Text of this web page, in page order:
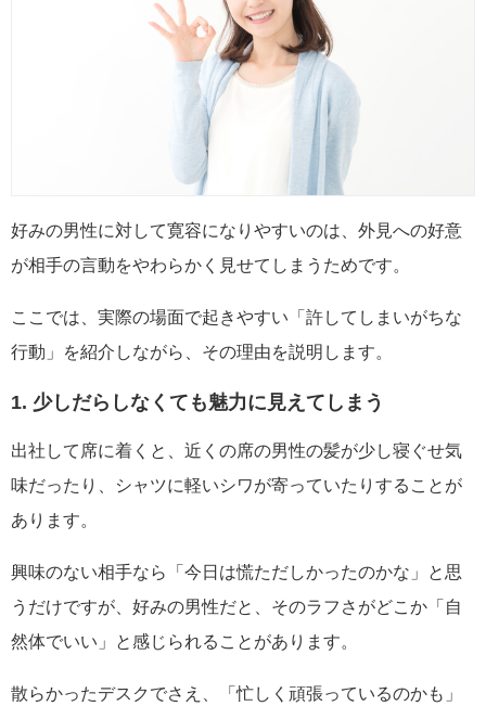
好みの男性に対して寛容になりやすいのは、外見への好意
が相手の言動をやわらかく見せてしまうためです。
ここでは、実際の場面で起きやすい「許してしまいがちな
行動」を紹介しながら、その理由を説明します。
1. 少しだらしなくても魅力に見えてしまう
出社して席に着くと、近くの席の男性の髪が少し寝ぐせ気
味だったり、シャツに軽いシワが寄っていたりすることが
あります。
興味のない相手なら「今日は慌ただしかったのかな」と思
うだけですが、好みの男性だと、そのラフさがどこか「自
然体でいい」と感じられることがあります。
散らかったデスクでさえ、「忙しく頑張っているのかも」